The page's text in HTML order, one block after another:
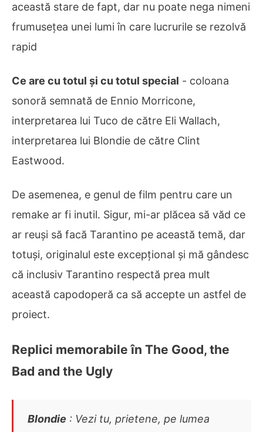
această stare de fapt, dar nu poate nega nimeni
frumusețea unei lumi în care lucrurile se rezolvă
rapid
Ce are cu totul și cu totul special - coloana
sonoră semnată de Ennio Morricone,
interpretarea lui Tuco de către Eli Wallach,
interpretarea lui Blondie de către Clint
Eastwood.
De asemenea, e genul de film pentru care un
remake ar fi inutil. Sigur, mi-ar plăcea să văd ce
ar reuși să facă Tarantino pe această temă, dar
totuși, originalul este excepțional și mă gândesc
că inclusiv Tarantino respectă prea mult
această capodoperă ca să accepte un astfel de
proiect.
Replici memorabile în The Good, the
Bad and the Ugly
Blondie : Vezi tu, prietene, pe lumea